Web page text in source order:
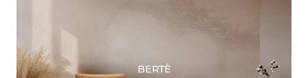
BERTÈ